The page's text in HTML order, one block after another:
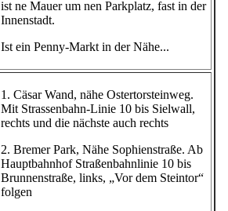
ist ne Mauer um nen Parkplatz, fast in der
Innenstadt.
Ist ein Penny-Markt in der Nähe...
1. Cäsar Wand, nähe Ostertorsteinweg.
Mit Strassenbahn-Linie 10 bis Sielwall,
rechts und die nächste auch rechts
2. Bremer Park, Nähe Sophienstraße. Ab
Hauptbahnhof Straßenbahnlinie 10 bis
Brunnenstraße, links, „Vor dem Steintor“
folgen